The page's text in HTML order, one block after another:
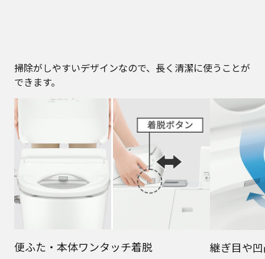
掃除がしやすいデザインなので、長く清潔に使うことが
できます。
便ふた・本体ワンタッチ着脱 継ぎ目や